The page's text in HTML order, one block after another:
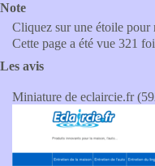
Note
Cliquez sur une étoile pour
Cette page a été vue 321
Les avis
Miniature de eclaircie.fr